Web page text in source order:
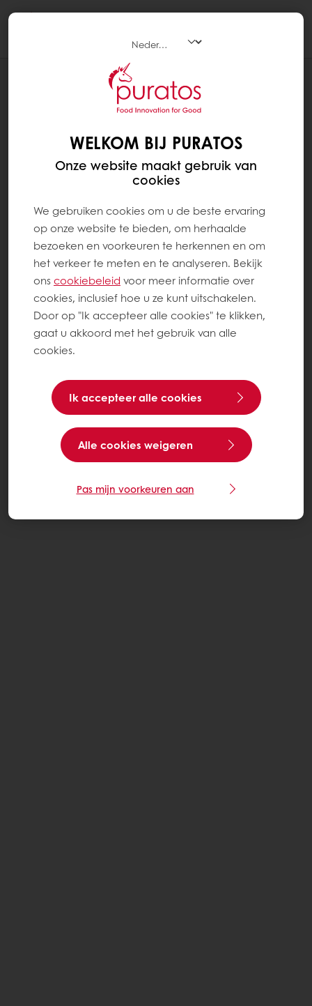
RECEPTEN
ROCK BLOCKS
WELKOM BIJ PURATOS
Onze website maakt gebruik van
cookies
We gebruiken cookies om u de beste ervaring
op onze website te bieden, om herhaalde
bezoeken en voorkeuren te herkennen en om
het verkeer te meten en te analyseren. Bekijk
ons ​​cookiebeleid voor meer informatie over
cookies, inclusief hoe u ze kunt uitschakelen.
Door op "Ik accepteer alle cookies" te klikken,
gaat u akkoord met het gebruik van alle
cookies.
Ik accepteer alle cookies
Alle cookies weigeren
Pas mijn voorkeuren aan